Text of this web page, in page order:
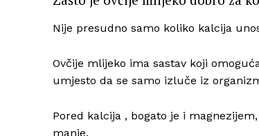
Nije presudno samo koliko kalcija
Ovčije mlijeko ima sastav koji
umjesto da se samo izluče iz
Pored kalcija , bogato je i
manje.